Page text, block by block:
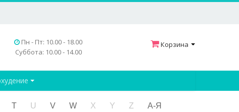
Пн - Пт: 10.00 - 18.00
Суббота: 10.00 - 14.00
Корзина
T U V W X Y Z А-Я